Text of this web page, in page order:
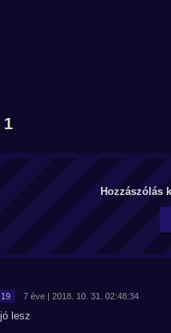
1
Hozzászólás
19 7 éve | 2018. 10. 31. 02:48:34
lesz